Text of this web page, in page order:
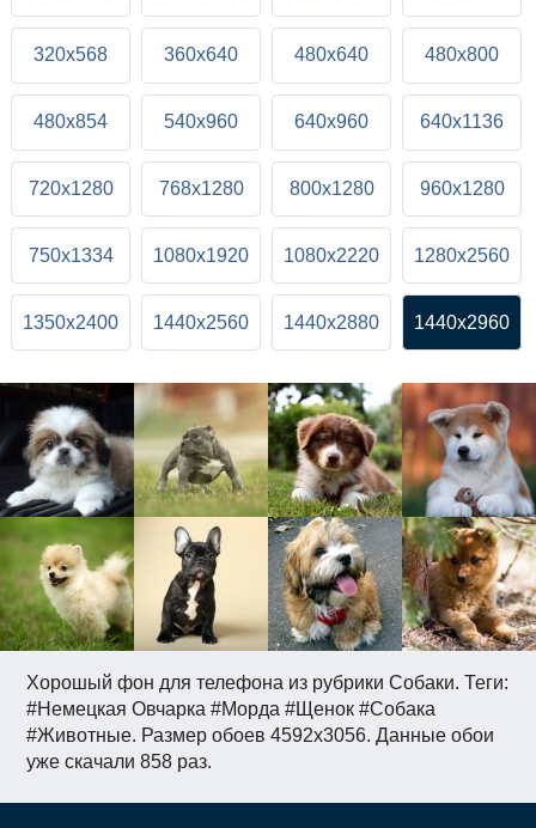
Хорошый фон для телефона из рубрики Собаки. Теги:
#Немецкая Овчарка #Морда #Щенок #Собака
#Животные. Размер обоев 4592x3056. Данные обои
уже скачали 858 раз.
320x568 360x640 480x640 480x800
480x854 540x960 640x960 640x1136
720x1280 768x1280 800x1280 960x1280
750x1334 1080x1920 1080x2220 1280x2560
1350x2400 1440x2560 1440x2880 1440x2960